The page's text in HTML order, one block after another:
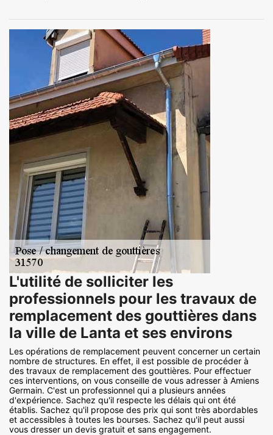
L'utilité de solliciter les
professionnels pour les travaux de
remplacement des gouttières dans
la ville de Lanta et ses environs
Les opérations de remplacement peuvent concerner un certain
nombre de structures. En effet, il est possible de procéder à
des travaux de remplacement des gouttières. Pour effectuer
ces interventions, on vous conseille de vous adresser à Amiens
Germain. C'est un professionnel qui a plusieurs années
d'expérience. Sachez qu'il respecte les délais qui ont été
établis. Sachez qu'il propose des prix qui sont très abordables
et accessibles à toutes les bourses. Sachez qu'il peut aussi
vous dresser un devis gratuit et sans engagement.